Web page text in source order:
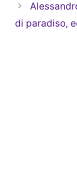
di paradiso,